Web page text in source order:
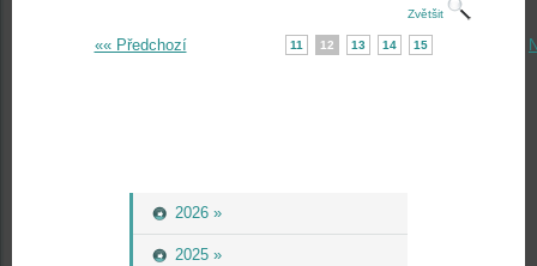
2026 »
2025 »
Zvětšit
«« Předchozí 11 12 13 14 15